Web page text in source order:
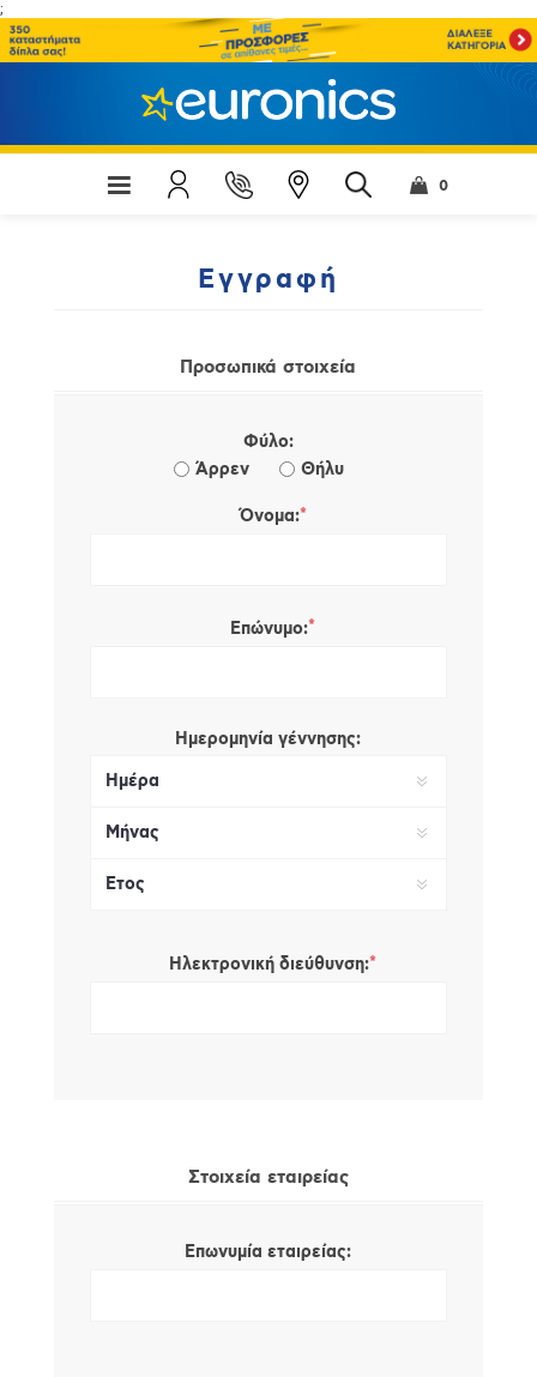
;
0
Εγγραφή
Προσωπικά στοιχεία
Φύλο:
Άρρεν
Θήλυ
Όνομα:*
Επώνυμο:*
Ημερομηνία γέννησης:
Ηλεκτρονική διεύθυνση:*
Στοιχεία εταιρείας
Επωνυμία εταιρείας: